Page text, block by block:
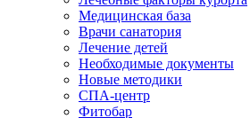
Медицинская база
Врачи санатория
Лечение детей
Необходимые документы
Новые методики
СПА-центр
Фитобар